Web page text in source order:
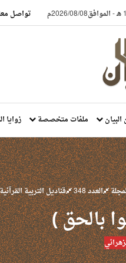
-الموافق2026/08/08م تواصل
ملفات متخصصة زوايا
العدد 348 قناديل التربية القرآنية
بالحق )